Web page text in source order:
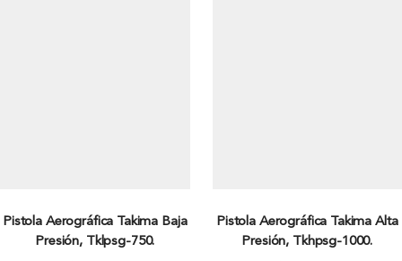
Pistola Aerográfica Takima Baja
Presión, Tklpsg-750.
Pistola Aerográfica Takima Alta
Presión, Tkhpsg-1000.